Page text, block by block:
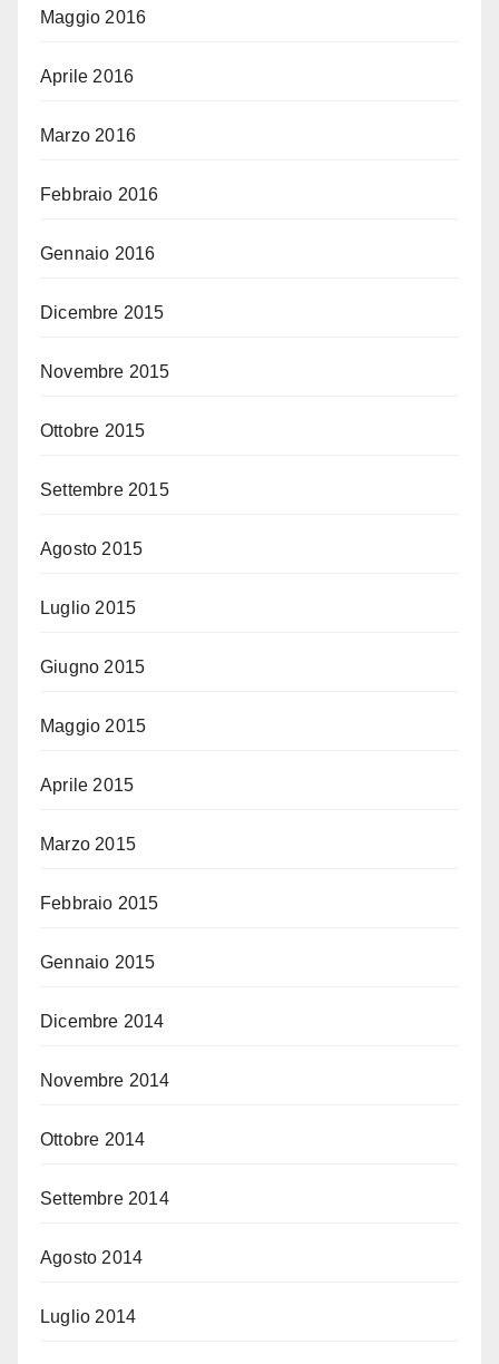
Maggio 2016
Aprile 2016
Marzo 2016
Febbraio 2016
Gennaio 2016
Dicembre 2015
Novembre 2015
Ottobre 2015
Settembre 2015
Agosto 2015
Luglio 2015
Giugno 2015
Maggio 2015
Aprile 2015
Marzo 2015
Febbraio 2015
Gennaio 2015
Dicembre 2014
Novembre 2014
Ottobre 2014
Settembre 2014
Agosto 2014
Luglio 2014